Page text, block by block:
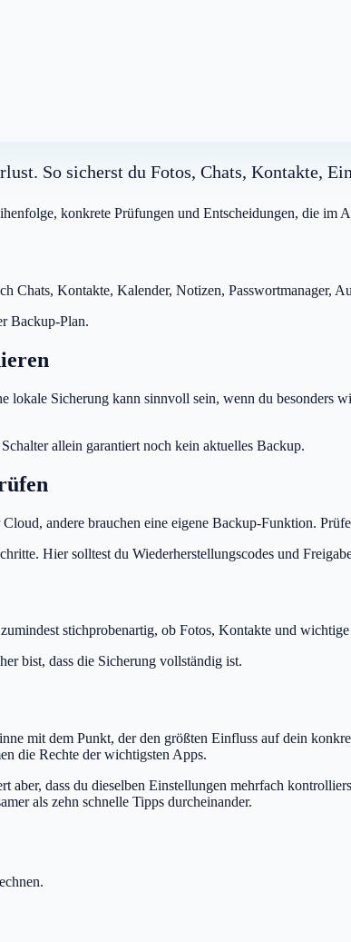
So sicherst du Fotos, Chats, Kontakte,
konkrete Prüfungen und Entscheidungen, die im
Chats, Kontakte, Kalender, Notizen, Passwortmanager,
Backup-Plan.
Sicherung kann sinnvoll sein, wenn du besonders
allein garantiert noch kein aktuelles Backup.
andere brauchen eine eigene Backup-Funktion.
Hier solltest du Wiederherstellungscodes und
stichprobenartig, ob Fotos, Kontakte und
bist, dass die Sicherung vollständig ist.
mit dem Punkt, der den größten Einfluss auf dein
die Rechte der wichtigsten Apps.
aber, dass du dieselben Einstellungen mehrfach
als zehn schnelle Tipps durcheinander.